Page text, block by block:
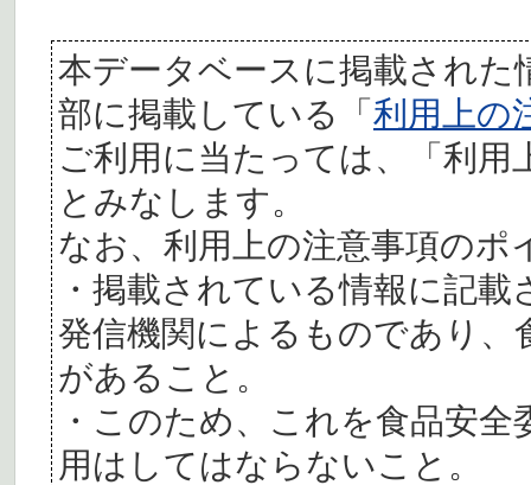
本データベースに掲載された
部に掲載している「利用上の
ご利用に当たっては、「利
とみなします。
なお、利用上の注意事項の
・掲載されている情報に記
発信機関によるものであり、
があること。
・このため、これを食品安
用はしてはならないこと。